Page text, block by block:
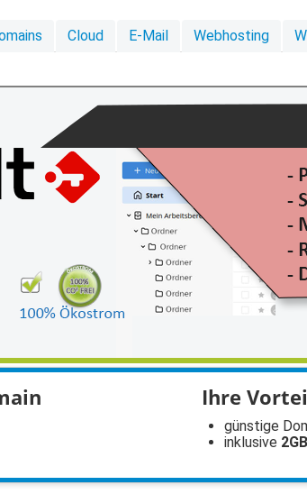
Cloud E-Mail Webhosting
Ihre
günstige
inklusive 2GB